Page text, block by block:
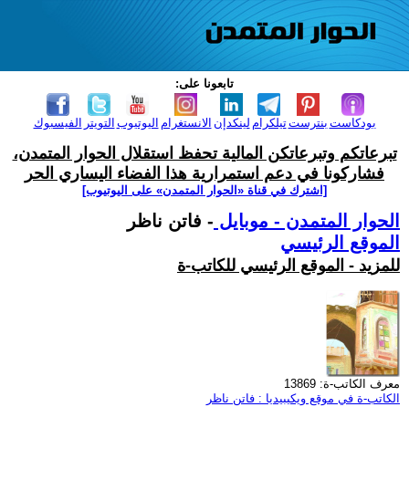
تابعونا على:
الفيسبوك التويتر اليوتيوب الانستغرام لينكدإن تيلكرامبنترست بودكاست
تبرعاتكم وتبرعاتكن المالية تحفظ استقلال الحوار المتمدن،
فشاركونا في دعم استمرارية هذا الفضاء اليساري الحر
[اشترك في قناة ‫«الحوار المتمدن» على اليوتيوب]
الحوار المتمدن - موبايل - فاتن ناظر
الموقع الرئيسي
للمزيد - الموقع الرئيسي للكاتب-ة
معرف الكاتب-ة: 13869
الكاتب-ة في موقع ويكيبيديا : فاتن ناظر